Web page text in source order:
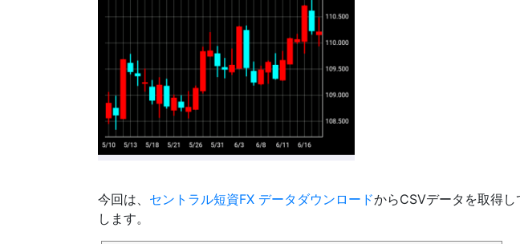
今回は、 セントラル短資FX データダウンロードからCSVデータを取得
します。